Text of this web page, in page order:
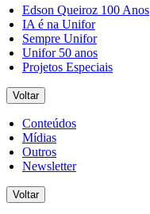
Edson Queiroz 100 Anos
IA é na Unifor
Sempre Unifor
Unifor 50 anos
Projetos Especiais
Voltar
Conteúdos
Mídias
Outros
Newsletter
Voltar